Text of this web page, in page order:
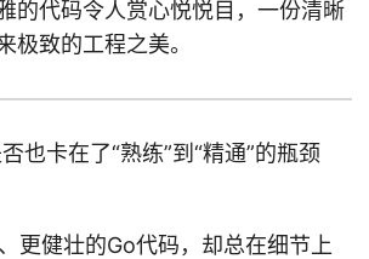
的代码令人赏心悦悦目，一份清晰
极致的工程之美。
也卡在了“熟练”到“精通”的瓶颈
更健壮的Go代码，却总在细节上